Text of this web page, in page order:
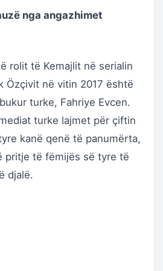
nga angazhimet
rolit të Kemajlit në serialin
Özçivit në vitin 2017 është
turke, Fahriye Evcen.
turke lajmet për çiftin
kanë qenë të panumërta,
pritje të fëmijës së tyre të
djalë.